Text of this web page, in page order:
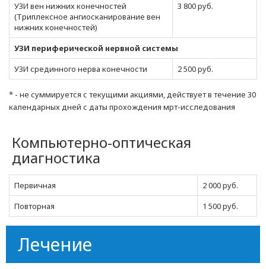
УЗИ вен нижних конечностей
(Триплексное ангиосканирование вен
нижних конечностей)
3 800 руб.
УЗИ периферической нервной системы
УЗИ срединного нерва конечности
2 500 руб.
* - не суммируется с текущими акциями, действует в течение 30
календарных дней с даты прохождения мрт-исследования
Компьютерно-оптическая
диагностика
Первичная
2 000 руб.
Повторная
1 500 руб.
Лечение